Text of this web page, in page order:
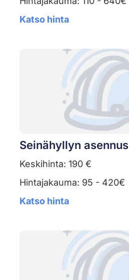
Katso hinta
Seinähyllyn asennus
Keskihinta: 190 €
Hintajakauma: 95 - 420€
Katso hinta